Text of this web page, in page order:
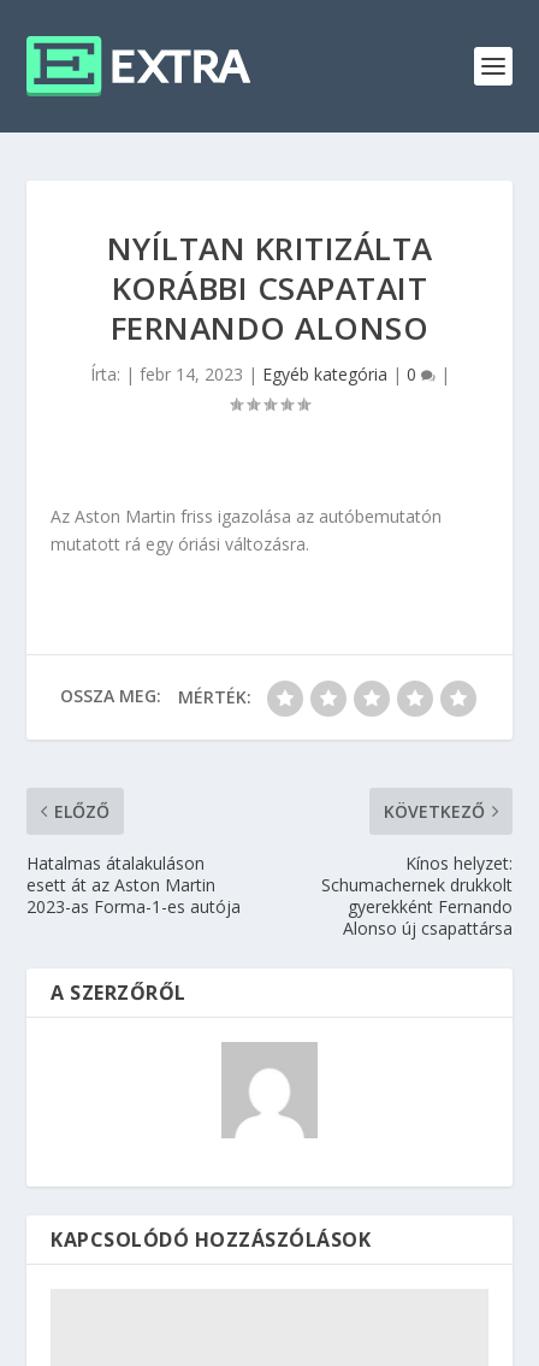
NYÍLTAN KRITIZÁLTA
KORÁBBI CSAPATAIT
FERNANDO ALONSO
Írta: | febr 14, 2023 | Egyéb kategória | 0 |
Az Aston Martin friss igazolása az autóbemutatón
mutatott rá egy óriási változásra.
OSSZA MEG: MÉRTÉK:
ELŐZŐ
Hatalmas átalakuláson
esett át az Aston Martin
2023-as Forma-1-es autója
KÖVETKEZŐ
Kínos helyzet:
Schumachernek drukkolt
gyerekként Fernando
Alonso új csapattársa
A SZERZŐRŐL
KAPCSOLÓDÓ HOZZÁSZÓLÁSOK